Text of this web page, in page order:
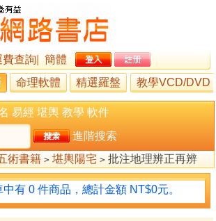
費查詢
簡體
命理軟體 精選羅盤 教學VCD/DVD
易經 堪輿 教學 軟件
進階搜索
術書籍 > 堪輿陽宅 > 批注地理辨正再辨
兩冊不分售】
有 0 件商品，總計金額 NT$0元。